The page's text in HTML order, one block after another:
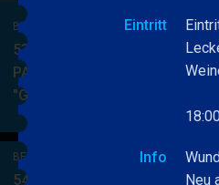
BERRY BLUE & BAND
53. JAZZ Matinee in den
PARKSIDE STUDIOS
"Gypsy Jazz"
BAND
BERRY BLUE & BAND
54. JAZZ Matinee in den
Eintritt
Info
Neu